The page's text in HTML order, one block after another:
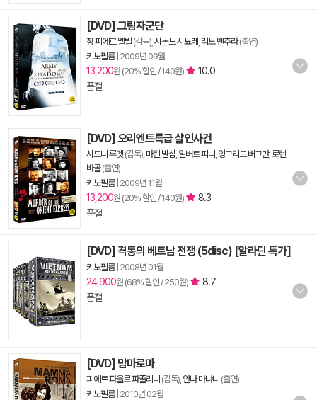
[DVD] 그림자군단
장 피에르 멜빌 (감독), 시몬느 시뇨레 리노 벤추라(출연)
키노필름| 2009년 09월
13,200원 (20% 할인 / 140원)
10.0
품절
[DVD] 오리엔트특급 살인사건
시드니 루멧 (감독), 마틴 발삼, 알버트 피니 잉그리드 버그만,로렌
바콜(출연)
키노필름| 2009년 11월
13,200원 (20% 할인 / 140원)
8.3
품절
[DVD] 격동의 베트남 전쟁 (5disc) [알라딘 특가]
키노필름| 2008년 01월
24,900원 (68% 할인 / 250원)
8.7
품절
[DVD] 맘마로마
피에르 파올로 파졸리니 (감독), 안나 마냐니 (출연)
키노필름| 2010년 02월